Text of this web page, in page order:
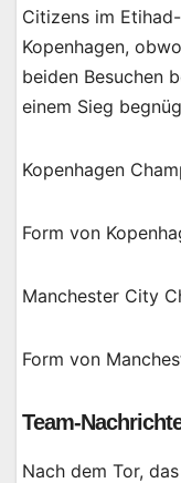
Citizens im
Kopenhagen,
beiden Besuchen
einem Sieg
Kopenhagen
Form von
Manchester City
Form von
Team-
Nach dem Tor,